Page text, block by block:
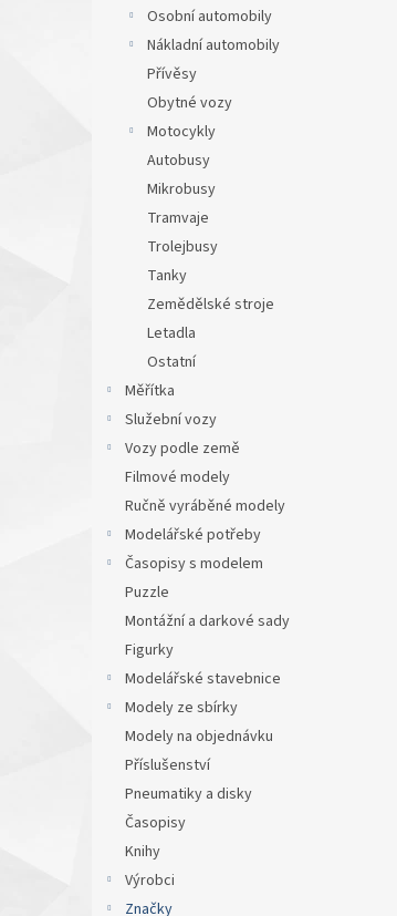
Osobní automobily
Nákladní automobily
Přívěsy
Obytné vozy
Motocykly
Autobusy
Mikrobusy
Tramvaje
Trolejbusy
Tanky
Zemědělské stroje
Letadla
Ostatní
Měřítka
Služební vozy
Vozy podle země
Filmové modely
Ručně vyráběné modely
Modelářské potřeby
Časopisy s modelem
Puzzle
Montážní a darkové sady
Figurky
Modelářské stavebnice
Modely ze sbírky
Modely na objednávku
Příslušenství
Pneumatiky a disky
Časopisy
Knihy
Výrobci
Značky